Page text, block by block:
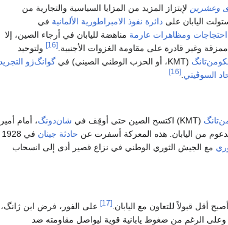
وعشرين لإبتزاز المزيد من المزايا السياسية والتجارية من
اليابان على دائرة نفوذ الامبراطورية الألمانية في
احتجاجات ومظاهرات عارمة مناهضة لليابان في أرجاء الصين، إلا
وغير قادرة على مقاومة الغزوات الأجنبية.[16]
ولتوحيد
(KMT، أو الحزب الوطني الصيني) في گوانگ‌ژو
السوڤيتي.
[16]
(KMT) اكتسح الصين حتى أوقِف في شان‌دونگ، أمام أمير
من اليابان. هذه المعركة أسفرت عن حادثة جينان
في 1928
مع الجيش الثوري الوطني في نزاع قصير أدى إلى انسحاب
أقل قبولاً للتعاون مع اليابان. [17]
على الفور، فرض ابن ژانگ،
وعلى الرغم من ضغوط يابانية قوية ليواصل مقاومته ضد